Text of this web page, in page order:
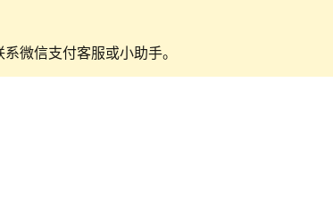
微信支付客服或小助手。